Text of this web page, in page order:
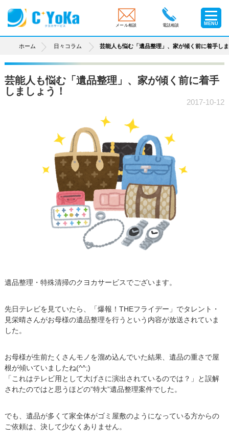
メール相談 電話相談 MENU
ホーム 日々コラム 芸能人も悩む「遺品整理」、家が傾く前に着手し
芸能人も悩む「遺品整理」、家が傾く前に着手
しましょう！
2017-10-12
遺品整理・特殊清掃のクヨカサービスでございます。
先日テレビを見ていたら、「爆報！THEフライデー」でタレント・
見栄晴さんがお母様の遺品整理を行うという内容が放送されていま
した。
お母様が生前たくさんモノを溜め込んでいた結果、遺品の重さで屋
根が傾いていましたね(^^;)
「これはテレビ用として大げさに演出されているのでは？」と誤解
されたのではと思うほどの”特大”遺品整理案件でした。
でも、遺品が多くて家全体がゴミ屋敷のようになっている方からの
ご依頼は、決して少なくありません。